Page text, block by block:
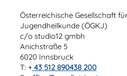
Österreichische Gesellschaft
Jugendheilkunde (ÖGKJ)
c/o studio12 gmbh
Anichstraße 5
6020 Innsbruck
T: + 43 512 890438 200